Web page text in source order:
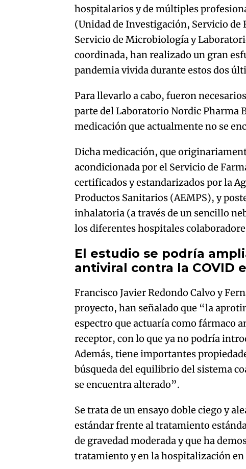
hospitalarios y de múltiples
(Unidad de Investigación, Servicio
Servicio de Microbiología y
coordinada, han realizado un gran
pandemia vivida durante estos dos
Para llevarlo a cabo, fueron
parte del Laboratorio Nordic Pharma
medicación que actualmente no se
Dicha medicación, que
acondicionada por el Servicio de
certificados y estandarizados por la
Productos Sanitarios (AEMPS), y
inhalatoria (a través de un sencillo
los diferentes hospitales
El estudio se podría
antiviral contra la COVID
Francisco Javier Redondo Calvo y
proyecto, han señalado que “la
espectro que actuaría como fármaco
receptor, con lo que ya no podría
Además, tiene importantes
búsqueda del equilibrio del sistema
se encuentra alterado”.
Se trata de un ensayo doble ciego y
estándar frente al tratamiento
de gravedad moderada y que ha
tratamiento y en la hospitalización